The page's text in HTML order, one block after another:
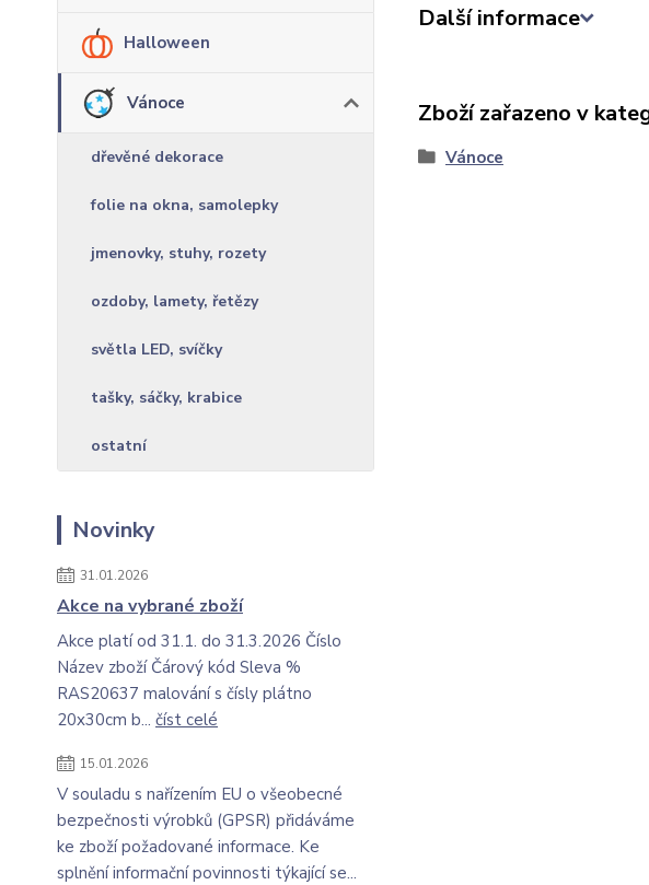
Halloween
Vánoce
dřevěné dekorace
folie na okna, samolepky
jmenovky, stuhy, rozety
ozdoby, lamety, řetězy
světla LED, svíčky
tašky, sáčky, krabice
ostatní
Novinky
31.01.2026
Akce na vybrané zboží
Akce platí od 31.1. do 31.3.2026 Číslo
Název zboží Čárový kód Sleva %
RAS20637 malování s čísly plátno
20x30cm b... číst celé
15.01.2026
V souladu s nařízením EU o všeobecné
bezpečnosti výrobků (GPSR) přidáváme
ke zboží požadované informace. Ke
splnění informační povinnosti týkající se...
Další informace
Zboží zařazeno v
Vánoce